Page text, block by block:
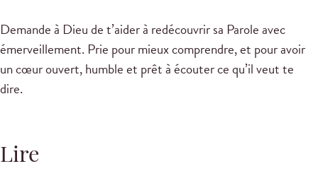
Demande à Dieu de t’aider à redécouvrir sa Parole avec
émerveillement. Prie pour mieux comprendre, et pour avoir
un cœur ouvert, humble et prêt à écouter ce qu’il veut te
dire.
Lire